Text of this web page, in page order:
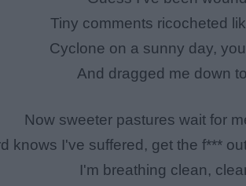
Tiny comments ricocheted
Cyclone on a sunny day,
And dragged me down to
Now sweeter pastures wait for
knows I've suffered, get the f***
I'm breathing clean,